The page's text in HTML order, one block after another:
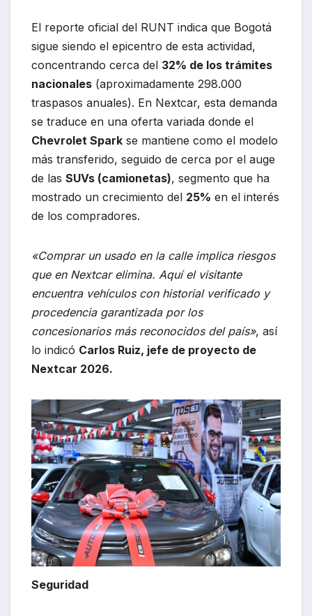
El reporte oficial del RUNT indica que Bogotá
sigue siendo el epicentro de esta actividad,
concentrando cerca del 32% de los trámites
nacionales (aproximadamente 298.000
traspasos anuales). En Nextcar, esta demanda
se traduce en una oferta variada donde el
Chevrolet Spark se mantiene como el modelo
más transferido, seguido de cerca por el auge
de las SUVs (camionetas), segmento que ha
mostrado un crecimiento del 25% en el interés
de los compradores.
«Comprar un usado en la calle implica riesgos
que en Nextcar elimina. Aquí el visitante
encuentra vehículos con historial verificado y
procedencia garantizada por los
concesionarios más reconocidos del país», así
lo indicó Carlos Ruiz, jefe de proyecto de
Nextcar 2026.
Seguridad